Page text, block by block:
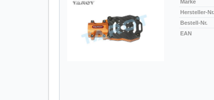
Marke
Hersteller-Nr.
Bestell-Nr.
EAN